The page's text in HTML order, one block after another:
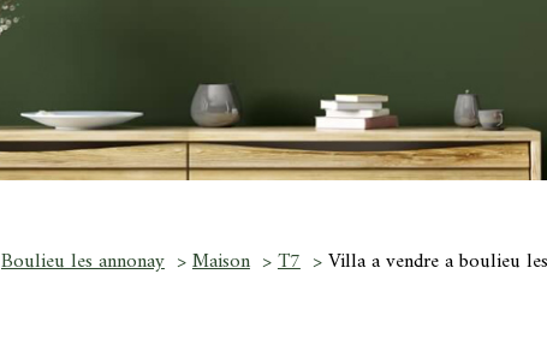
Boulieu les annonay Maison T7 Villa a vendre a boulieu